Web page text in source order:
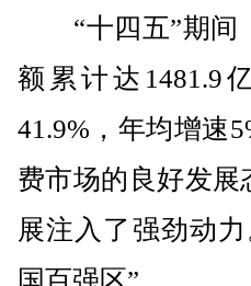
“十四五”期间
额累计达1481.9
41.9%，年均增速
费市场的良好发
展注入了强劲动
国百强区”。